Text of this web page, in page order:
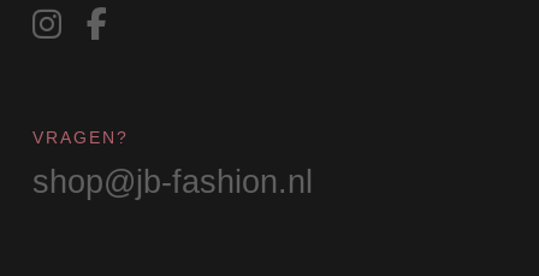
VRAGEN?
shop@jb-fashion.nl